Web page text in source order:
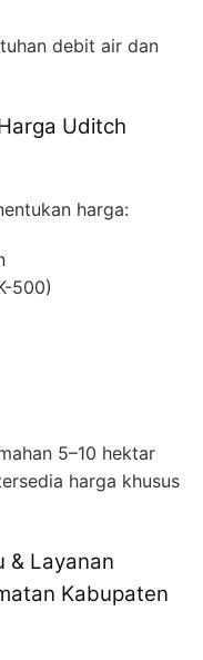
debit air dan
Uditch
harga:
500)
5–10 hektar
harga khusus
& Layanan
Kabupaten